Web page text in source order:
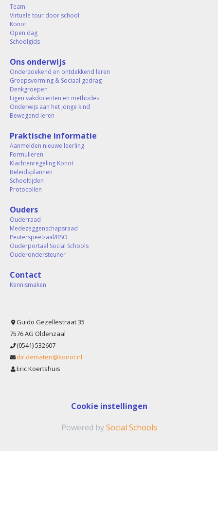
Team
Virtuele tour door school
Konot
Open dag
Schoolgids
Ons onderwijs
Onderzoekend en ontdekkend leren
Groepsvorming & Sociaal gedrag
Denkgroepen
Eigen vakdocenten en methodes
Onderwijs aan het jonge kind
Bewegend leren
Praktische informatie
Aanmelden nieuwe leerling
Formulieren
Klachtenregeling Konot
Beleidsplannen
Schooltijden
Protocollen
Ouders
Ouderraad
Medezeggenschapsraad
Peuterspeelzaal/BSO
Ouderportaal Social Schools
Ouderondersteuner
Contact
Kennismaken
Guido Gezellestraat 35
7576 AG Oldenzaal
(0541) 532607
dir.dematen@konot.nl
Eric Koertshuis
Cookie instellingen
Powered bySocial Schools